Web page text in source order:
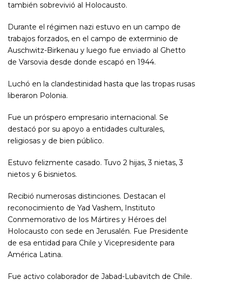
también sobrevivió al Holocausto.
Durante el régimen nazi estuvo en un campo de
trabajos forzados, en el campo de exterminio de
Auschwitz-Birkenau y luego fue enviado al Ghetto
de Varsovia desde donde escapó en 1944.
Luchó en la clandestinidad hasta que las tropas rusas
liberaron Polonia.
Fue un próspero empresario internacional. Se
destacó por su apoyo a entidades culturales,
religiosas y de bien público.
Estuvo felizmente casado. Tuvo 2 hijas, 3 nietas, 3
nietos y 6 bisnietos.
Recibió numerosas distinciones. Destacan el
reconocimiento de Yad Vashem, Instituto
Conmemorativo de los Mártires y Héroes del
Holocausto con sede en Jerusalén. Fue Presidente
de esa entidad para Chile y Vicepresidente para
América Latina.
Fue activo colaborador de Jabad-Lubavitch de Chile.